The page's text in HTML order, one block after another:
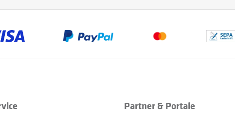
Partner & Portale